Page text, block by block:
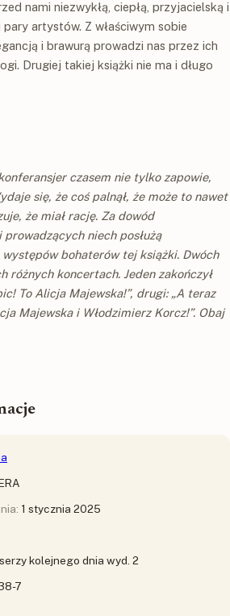
nami niezwykłą, ciepłą, przyjacielską i
artystów. Z właściwym sobie
i brawurą prowadzi nas przez ich
Drugiej takiej książki nie ma i długo
czasem nie tylko zapowie,
się, że coś palnął, że może to nawet
że miał rację. Za dowód
niech posłużą
bohaterów tej książki. Dwóch
różnych koncertach. Jeden zakończył
To Alicja Majewska!”, drugi: „A teraz
Majewska i Włodzimierz Korcz!”. Obaj
1 stycznia 2025
kolejnego dnia wyd. 2
7